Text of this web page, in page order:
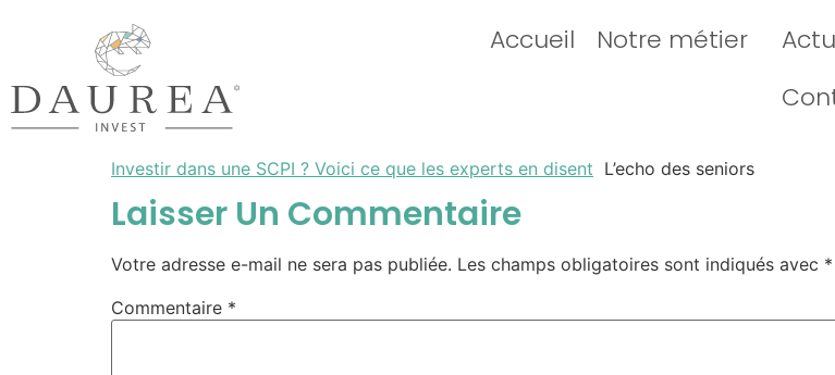
Accueil Notre métier
Investir dans une SCPI ? Voici ce que les experts en disent L’echo des seniors
Laisser Un Commentaire
Votre adresse e-mail ne sera pas publiée. Les champs obligatoires sont indiqués avec *
Commentaire *